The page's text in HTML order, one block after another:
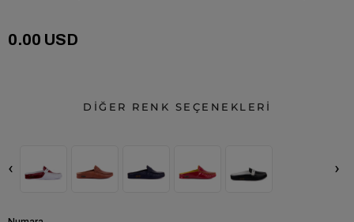
0.00 USD
DİĞER RENK SEÇENEKLERİ
‹ ›